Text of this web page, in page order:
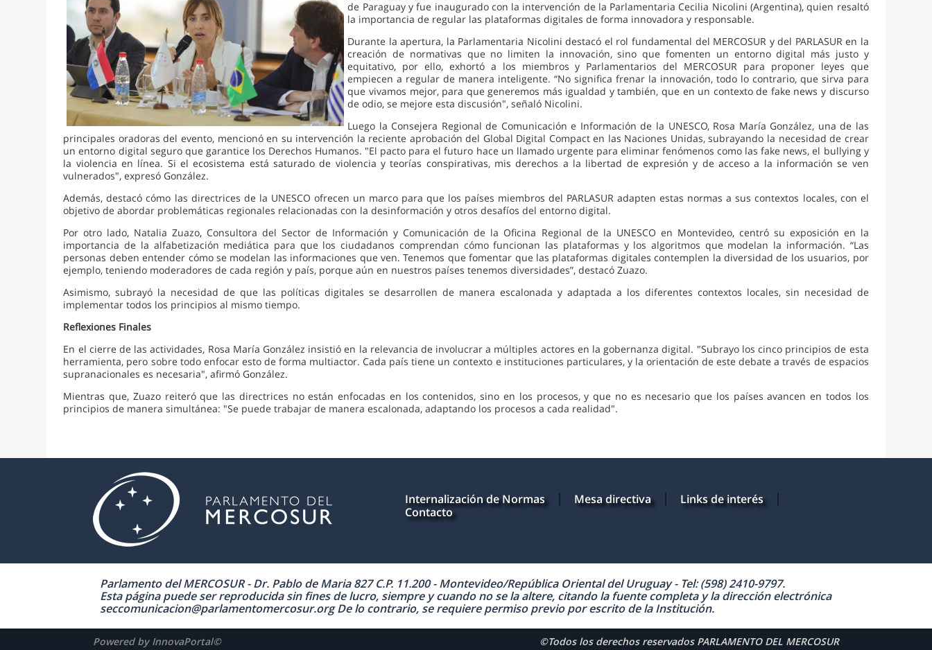
de Paraguay y fue inaugurado con la intervención de la Parlamentaria Cecilia Nicolini (Argentina), quien resaltó
la importancia de regular las plataformas digitales de forma innovadora y responsable.
Durante la apertura, la Parlamentaria Nicolini destacó el rol fundamental del MERCOSUR y del PARLASUR en la
creación de normativas que no limiten la innovación, sino que fomenten un entorno digital más justo y
equitativo, por ello, exhortó a los miembros y Parlamentarios del MERCOSUR para proponer leyes que
empiecen a regular de manera inteligente. “No significa frenar la innovación, todo lo contrario, que sirva para
que vivamos mejor, para que generemos más igualdad y también, que en un contexto de fake news y discurso
de odio, se mejore esta discusión", señaló Nicolini.
Luego la Consejera Regional de Comunicación e Información de la UNESCO, Rosa María González, una de las
principales oradoras del evento, mencionó en su intervención la reciente aprobación del Global Digital Compact en las Naciones Unidas, subrayando la necesidad de crear
un entorno digital seguro que garantice los Derechos Humanos. "El pacto para el futuro hace un llamado urgente para eliminar fenómenos como las fake news, el bullying y
la violencia en línea. Si el ecosistema está saturado de violencia y teorías conspirativas, mis derechos a la libertad de expresión y de acceso a la información se ven
vulnerados", expresó González.
Además, destacó cómo las directrices de la UNESCO ofrecen un marco para que los países miembros del PARLASUR adapten estas normas a sus contextos locales, con el
objetivo de abordar problemáticas regionales relacionadas con la desinformación y otros desafíos del entorno digital.
Por otro lado, Natalia Zuazo, Consultora del Sector de Información y Comunicación de la Oficina Regional de la UNESCO en Montevideo, centró su exposición en la
importancia de la alfabetización mediática para que los ciudadanos comprendan cómo funcionan las plataformas y los algoritmos que modelan la información. “Las
personas deben entender cómo se modelan las informaciones que ven. Tenemos que fomentar que las plataformas digitales contemplen la diversidad de los usuarios, por
ejemplo, teniendo moderadores de cada región y país, porque aún en nuestros países tenemos diversidades”, destacó Zuazo.
Asimismo, subrayó la necesidad de que las políticas digitales se desarrollen de manera escalonada y adaptada a los diferentes contextos locales, sin necesidad de
implementar todos los principios al mismo tiempo.
Reflexiones Finales
En el cierre de las actividades, Rosa María González insistió en la relevancia de involucrar a múltiples actores en la gobernanza digital. "Subrayo los cinco principios de esta
herramienta, pero sobre todo enfocar esto de forma multiactor. Cada país tiene un contexto e instituciones particulares, y la orientación de este debate a través de espacios
supranacionales es necesaria", afirmó González.
Mientras que, Zuazo reiteró que las directrices no están enfocadas en los contenidos, sino en los procesos, y que no es necesario que los países avancen en todos los
principios de manera simultánea: "Se puede trabajar de manera escalonada, adaptando los procesos a cada realidad".
Internalización de Normas Mesa directiva
Links de interés
Contacto
Parlamento del MERCOSUR - Dr. Pablo de Maria 827 C.P. 11.200 - Montevideo/República Oriental del Uruguay - Tel: (598) 2410-9797.
Esta página puede ser reproducida sin fines de lucro, siempre y cuando no se la altere, citando la fuente completa y la dirección electrónica
seccomunicacion@parlamentomercosur.org De lo contrario, se requiere permiso previo por escrito de la Institución.
Powered by InnovaPortal© ©Todos los derechos reservados PARLAMENTO DEL MERCOSUR